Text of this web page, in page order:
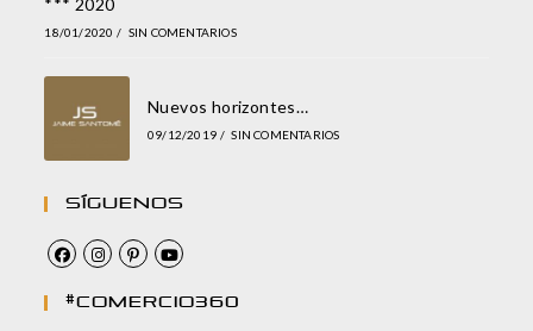
18/01/2020 / SIN COMENTARIOS
Nuevos horizontes…
09/12/2019 / SIN COMENTARIOS
Síguenos
#comercio360